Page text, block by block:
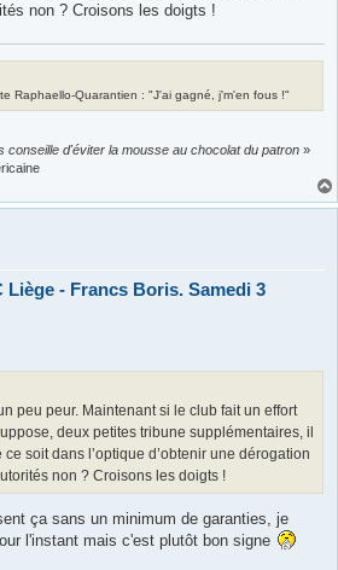
non ? Croisons les doigts !
Raphaello-Quarantien : "J'ai gagné, j'm'en fous !"
conseille d'éviter la mousse au chocolat du patron »
Liège - Francs Boris. Samedi 3
peu peur. Maintenant si le club fait un effort
deux petites tribune supplémentaires, il
soit dans l’optique d’obtenir une dérogation
non ? Croisons les doigts !
ça sans un minimum de garanties, je
l'instant mais c'est plutôt bon signe